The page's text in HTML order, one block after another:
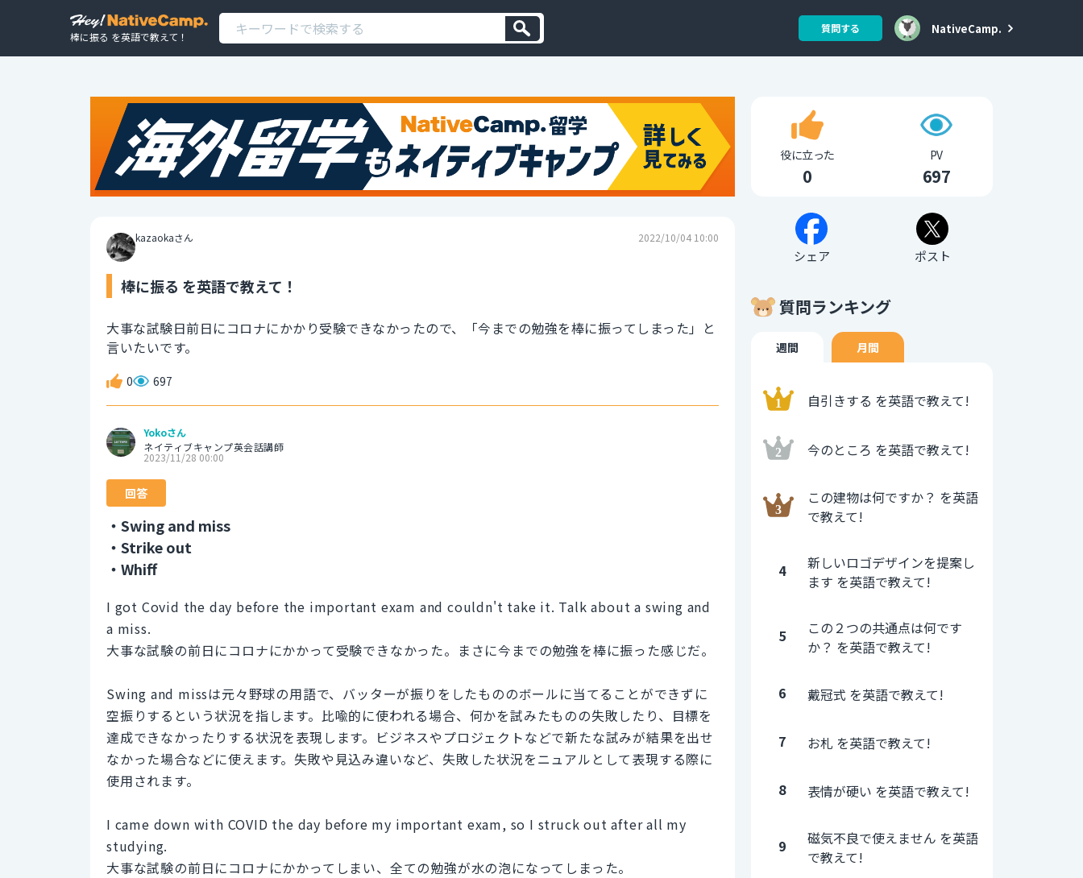
棒に振る を英語で教えて！
質問する NativeCamp.
kazaokaさん 2022/10/04 10:00
棒に振る を英語で教えて！
大事な試験日前日にコロナにかかり受験できなかったので、「今までの勉強を棒に振ってしまった」と
言いたいです。
0 697
Yokoさん
ネイティブキャンプ英会話講師
2023/11/28 00:00
回答
・Swing and miss
・Strike out
・Whiff
I got Covid the day before the important exam and couldn't take it. Talk about a swing and
a miss.
大事な試験の前日にコロナにかかって受験できなかった。まさに今までの勉強を棒に振った感じだ。
Swing and missは元々野球の用語で、バッターが振りをしたもののボールに当てることができずに
空振りするという状況を指します。比喩的に使われる場合、何かを試みたものの失敗したり、目標を
達成できなかったりする状況を表現します。ビジネスやプロジェクトなどで新たな試みが結果を出せ
なかった場合などに使えます。失敗や見込み違いなど、失敗した状況をニュアルとして表現する際に
使用されます。
I came down with COVID the day before my important exam, so I struck out after all my
studying.
大事な試験の前日にコロナにかかってしまい、全ての勉強が水の泡になってしまった。
役に立った
0
PV
697
シェア ポスト
質問ランキング
週間 月間
自引きする を英語で教えて!
今のところ を英語で教えて!
この建物は何ですか？ を英語
で教えて!
4
新しいロゴデザインを提案し
ます を英語で教えて!
5
この２つの共通点は何です
か？ を英語で教えて!
6 戴冠式 を英語で教えて!
7 お札 を英語で教えて!
8 表情が硬い を英語で教えて!
9
磁気不良で使えません を英語
で教えて!